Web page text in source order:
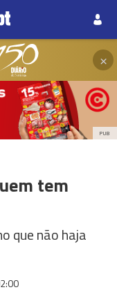
×
PUB
tem
que não haja